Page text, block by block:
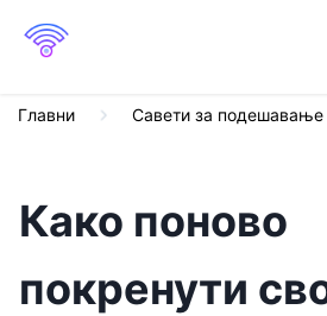
Главни Савети за подешавање
Како поново
покренути